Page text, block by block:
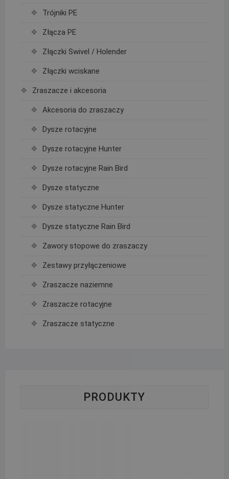
Trójniki PE
Złącza PE
Złączki Swivel / Holender
Złączki wciskane
Zraszacze i akcesoria
Akcesoria do zraszaczy
Dysze rotacyjne
Dysze rotacyjne Hunter
Dysze rotacyjne Rain Bird
Dysze statyczne
Dysze statyczne Hunter
Dysze statyczne Rain Bird
Zawory stopowe do zraszaczy
Zestawy przyłączeniowe
Zraszacze naziemne
Zraszacze rotacyjne
Zraszacze statyczne
PRODUKTY